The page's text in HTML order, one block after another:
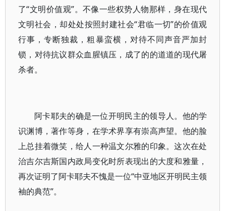
了“文明价值观”。不像一些权势人物那样，身在现代
文明社会，却处处按照封建社会“君临一切”的价值观
行事，专断独裁，粗暴蛮横，对待不同声音严加封
锁，对待抗议群众血腥镇压，成了的的道道的现代屠
杀者。
阿卡耶夫的确是一位开明民主的领导人。他的学
识渊博，著作等身，在学术界享有崇高声望。他的脸
上总挂着微笑，给人一种温文尔雅的印象。这次在处
治吉尔吉斯国内政局变化时所表现出的大度和雅量，
再次证明了阿卡耶夫不愧是一位“中亚地区开明民主领
袖的典范”。